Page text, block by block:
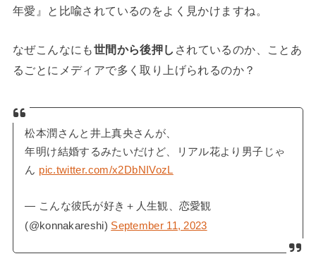
年愛』と比喩されているのをよく見かけますね。
なぜこんなにも世間から後押し されているのか、ことあ
るごとにメディアで多く取り上げられるのか？
松本潤さんと井上真央さんが、
年明け結婚するみたいだけど、リアル花より男子じゃ
ん pic.twitter.com/x2DbNIVozL
— こんな彼氏が好き＋人生観、恋愛観
(@konnakareshi) September 11, 2023